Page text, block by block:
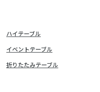
ハイテーブル
イベントテーブル
折りたたみテーブル